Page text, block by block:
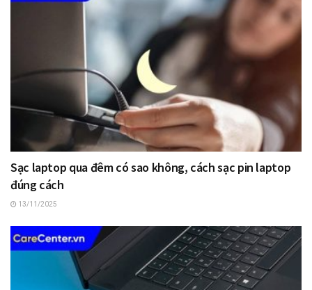
Sạc laptop qua đêm có sao không, cách sạc pin laptop
đúng cách
13/11/2025